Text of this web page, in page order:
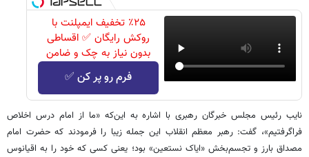
٪۲۵ تخفیف ایمپلنت با
روکش رایگان ✅ اقساطی
بدون نیاز به چک و ضامن
فرم رو پر کن ✅
نایب رئیس مجلس خبرگان رهبری با اشاره به این‌که «ما از امام درس اخلاص
فراگرفتیم»، گفت: رهبر معظم انقلاب این جمله زیبا را فرمودند که حضرت امام
مصداق بارز و تجسم‌بخش «ایاک نستعین» بود؛ یعنی کسی که خود را به اقیانوس